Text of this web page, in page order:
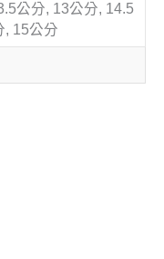
公分, 13公分, 14.5
, 15公分